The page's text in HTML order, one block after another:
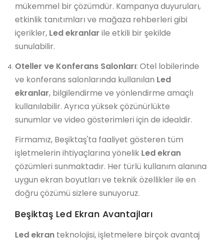
mükemmel bir çözümdür. Kampanya duyuruları,
etkinlik tanıtımları ve mağaza rehberleri gibi
içerikler, Led ekranlar ile etkili bir şekilde
sunulabilir.
Oteller ve Konferans Salonları: Otel lobilerinde
ve konferans salonlarında kullanılan Led
ekranlar, bilgilendirme ve yönlendirme amaçlı
kullanılabilir. Ayrıca yüksek çözünürlükte
sunumlar ve video gösterimleri için de idealdir.
Firmamız, Beşiktaş'ta faaliyet gösteren tüm
işletmelerin ihtiyaçlarına yönelik Led ekran
çözümleri sunmaktadır. Her türlü kullanım alanına
uygun ekran boyutları ve teknik özellikler ile en
doğru çözümü sizlere sunuyoruz.
Beşiktaş Led Ekran Avantajları
Led ekran teknolojisi, işletmelere birçok avantaj